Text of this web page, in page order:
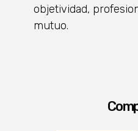
objetividad,
mutuo.